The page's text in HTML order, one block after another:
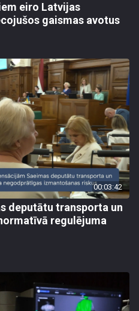
eiro Latvijas
gaismas avotus
00:03:42
deputātu transporta un
regulējuma